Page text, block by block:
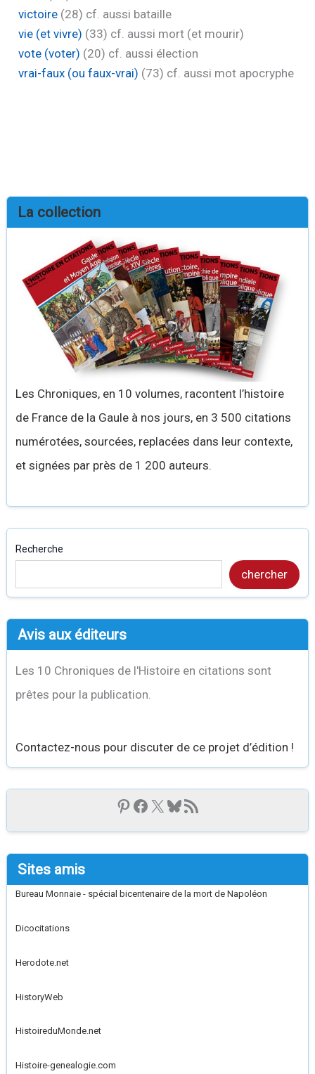
victoire (28) cf. aussi bataille
vie (et vivre) (33) cf. aussi mort (et mourir)
vote (voter) (20) cf. aussi élection
vrai-faux (ou faux-vrai) (73) cf. aussi mot apocryphe
La collection
Les Chroniques, en 10 volumes, racontent l’histoire
de France de la Gaule à nos jours, en 3 500 citations
numérotées, sourcées, replacées dans leur contexte,
et signées par près de 1 200 auteurs.
Recherche
chercher
Avis aux éditeurs
Les 10 Chroniques de l'Histoire en citations sont
prêtes pour la publication.
Contactez-nous pour discuter de ce projet d’édition !
Sites amis
Bureau Monnaie - spécial bicentenaire de la mort de Napoléon
Dicocitations
Herodote.net
HistoryWeb
HistoireduMonde.net
Histoire-genealogie.com